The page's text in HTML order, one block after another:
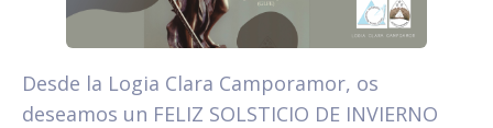
Desde la Logia Clara Camporamor, os
deseamos un FELIZ SOLSTICIO DE INVIERNO